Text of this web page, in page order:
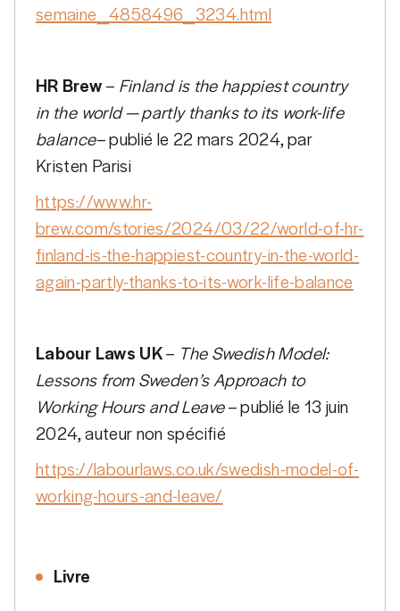
semaine_4858496_3234.html
HR Brew– Finland is the happiest country
in the world — partly thanks to its work-life
balance– publié le 22 mars 2024, par
Kristen Parisi
https://www.hr-
brew.com/stories/2024/03/22/world-of-hr-
finland-is-the-happiest-country-in-the-world-
again-partly-thanks-to-its-work-life-balance
Labour Laws UK– The Swedish Model:
Lessons from Sweden’s Approach to
Working Hours and Leave– publié le 13 juin
2024, auteur non spécifié
https://labourlaws.co.uk/swedish-model-of-
working-hours-and-leave/
Livre